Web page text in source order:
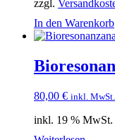
zzgl.
In den Warenkorb
80,00 € inkl. MwSt.
inkl. 19 % MwSt.